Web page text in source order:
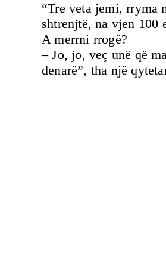
“Tre veta jemi, rryma
shtrenjtë, na vjen 100
A merrni rrogë?
– Jo, jo, veç unë që
denarë”, tha një